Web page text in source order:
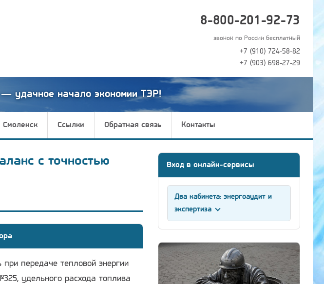
8-800-201-92-73
звонок по России бесплатный
+7 (910) 724-58-82
+7 (903) 698-27-29
удачное начало экономии ТЭР!
Ссылки Обратная связь Контакты
с точностью
при передаче тепловой энергии
удельного расхода топлива
Вход в онлайн-сервисы
Два кабинета: энергоаудит и
экспертиза